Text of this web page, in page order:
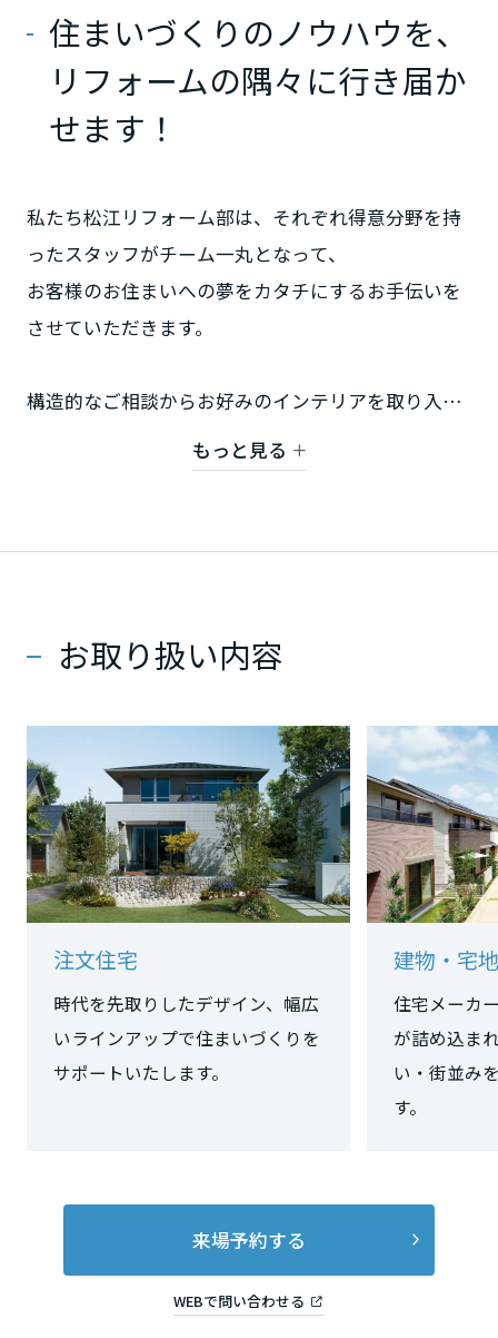
まいづくりを楽しく学べるデジタルラウンジです。
ホームラウンジ 新築・戸建て
ウエルネス事業
ミサワアイデンティティ
住まいづくりのノウハウを、
リフォームの隅々に行き届か
せます！
私たち松江リフォーム部は、それぞれ得意分野を持
ったスタッフがチーム一丸となって、
お客様のお住まいへの夢をカタチにするお手伝いを
させていただきます。
構造的なご相談からお好みのインテリアを取り入れ
た快適な空間提案まで、デザインいたします。
もっと見る
お取り扱い内容
注文住宅
時代を先取りしたデザイン、幅広
いラインアップで住まいづくりを
サポートいたします。
建物・宅
住宅メーカ
が詰め込ま
い・街並み
す。
来場予約する
WEBで問い合わせる
群馬県
埼玉県
石川県
山梨県
長野県
岐阜県